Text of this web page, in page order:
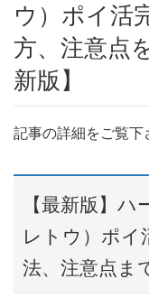
ウ）ポイ活
方、注意点
新版】
記事の詳細をご覧下
【最新版】
レトウ）ポイ
法、注意点ま